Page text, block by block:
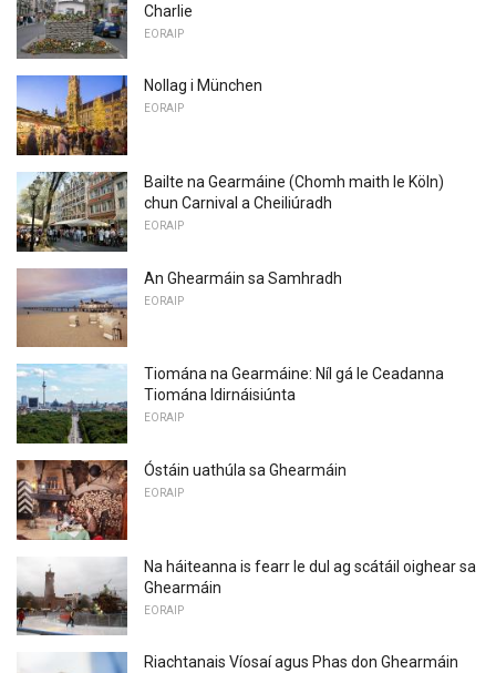
Charlie
EORAIP
Nollag i München
EORAIP
Bailte na Gearmáine (Chomh maith le Köln)
chun Carnival a Cheiliúradh
EORAIP
An Ghearmáin sa Samhradh
EORAIP
Tiomána na Gearmáine: Níl gá le Ceadanna
Tiomána Idirnáisiúnta
EORAIP
Óstáin uathúla sa Ghearmáin
EORAIP
Na háiteanna is fearr le dul ag scátáil oighear sa
Ghearmáin
EORAIP
Riachtanais Víosaí agus Phas don Ghearmáin